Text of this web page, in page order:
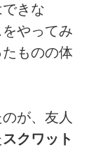
きな
やってみ
ものの体
が、友人
スクワット